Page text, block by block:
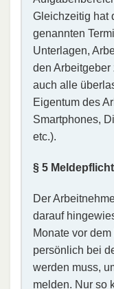
Gleichzeitig hat
genannten
Unterlagen,
den
auch alle
Eigentum des
Smartphones,
etc.).
§ 5 Meldepflicht
Der
darauf
Monate vor
persönlich bei
werden muss,
melden. Nur so